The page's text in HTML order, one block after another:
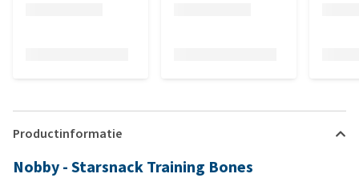
Productinformatie
Nobby - Starsnack Training Bones